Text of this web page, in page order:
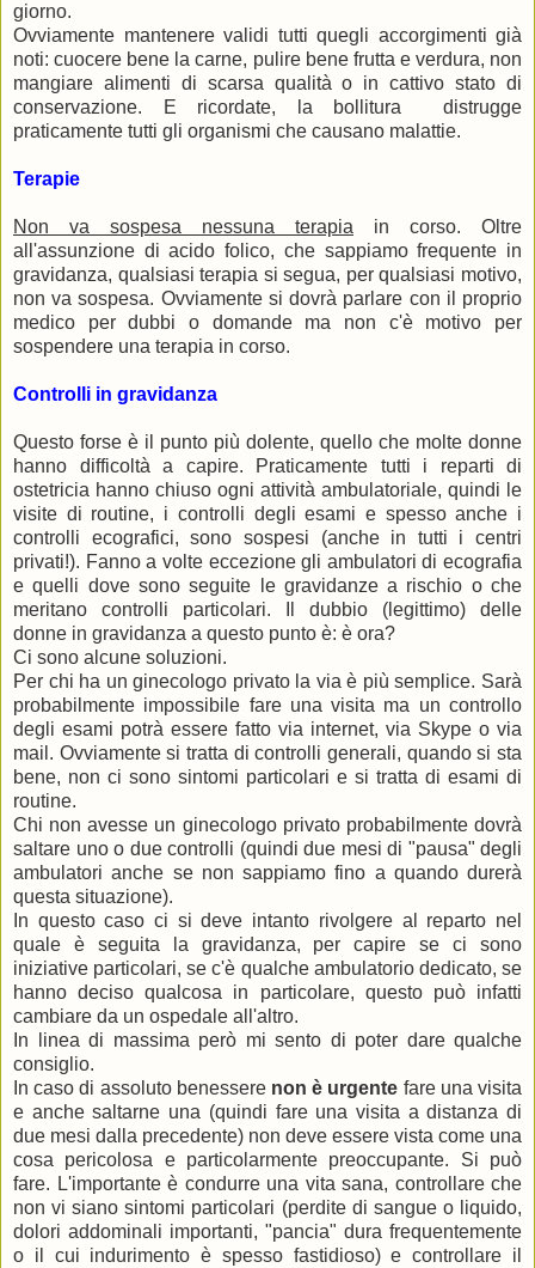
giorno.
Ovviamente mantenere validi tutti quegli accorgimenti già
noti: cuocere bene la carne, pulire bene frutta e verdura, non
mangiare alimenti di scarsa qualità o in cattivo stato di
conservazione. E ricordate, la bollitura distrugge
praticamente tutti gli organismi che causano malattie.
Terapie
Non va sospesa nessuna terapia in corso. Oltre
all'assunzione di acido folico, che sappiamo frequente in
gravidanza, qualsiasi terapia si segua, per qualsiasi motivo,
non va sospesa. Ovviamente si dovrà parlare con il proprio
medico per dubbi o domande ma non c'è motivo per
sospendere una terapia in corso.
Controlli in gravidanza
Questo forse è il punto più dolente, quello che molte donne
hanno difficoltà a capire. Praticamente tutti i reparti di
ostetricia hanno chiuso ogni attività ambulatoriale, quindi le
visite di routine, i controlli degli esami e spesso anche i
controlli ecografici, sono sospesi (anche in tutti i centri
privati!). Fanno a volte eccezione gli ambulatori di ecografia
e quelli dove sono seguite le gravidanze a rischio o che
meritano controlli particolari. Il dubbio (legittimo) delle
donne in gravidanza a questo punto è: è ora?
Ci sono alcune soluzioni.
Per chi ha un ginecologo privato la via è più semplice. Sarà
probabilmente impossibile fare una visita ma un controllo
degli esami potrà essere fatto via internet, via Skype o via
mail. Ovviamente si tratta di controlli generali, quando si sta
bene, non ci sono sintomi particolari e si tratta di esami di
routine.
Chi non avesse un ginecologo privato probabilmente dovrà
saltare uno o due controlli (quindi due mesi di "pausa" degli
ambulatori anche se non sappiamo fino a quando durerà
questa situazione).
In questo caso ci si deve intanto rivolgere al reparto nel
quale è seguita la gravidanza, per capire se ci sono
iniziative particolari, se c'è qualche ambulatorio dedicato, se
hanno deciso qualcosa in particolare, questo può infatti
cambiare da un ospedale all'altro.
In linea di massima però mi sento di poter dare qualche
consiglio.
In caso di assoluto benessere non è urgente fare una visita
e anche saltarne una (quindi fare una visita a distanza di
due mesi dalla precedente) non deve essere vista come una
cosa pericolosa e particolarmente preoccupante. Si può
fare. L'importante è condurre una vita sana, controllare che
non vi siano sintomi particolari (perdite di sangue o liquido,
dolori addominali importanti, "pancia" dura frequentemente
o il cui indurimento è spesso fastidioso) e controllare il